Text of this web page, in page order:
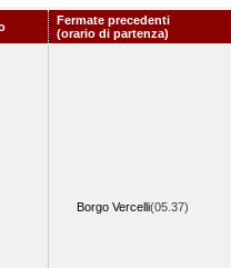
Fermate precedenti
(orario di partenza)
Borgo Vercelli(05.37)